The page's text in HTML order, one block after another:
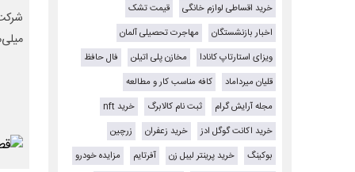
خرید اقساطی لوازم خانگی
قیمت تشک
اخبار بازنشستگان
مهاجرت تحصیلی آلمان
ویزای استارتاپ کانادا
مخازن پلی اتیلن
فال حافظ
قلیان میرداماد
کافه مناسب کار و مطالعه
مجله آرایش گرام
ثبت نام کالابرگ
خرید nft
خرید اکانت گوگل ادز
خرید زعفران
زرچین
بوکینگ
خرید پرینتر لیبل زن آفرتایم
مزایده خودرو